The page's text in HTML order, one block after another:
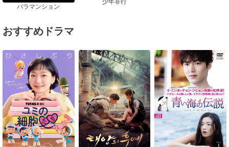
バラマンション
おすすめドラマ